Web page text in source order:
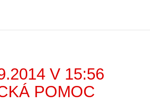
V 15:56
POMOC